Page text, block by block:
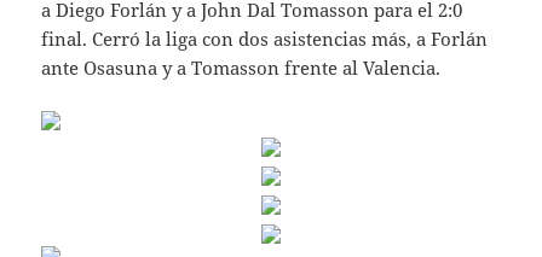
a Diego Forlán y a John Dal Tomasson para el 2:0
final. Cerró la liga con dos asistencias más, a Forlán
ante Osasuna y a Tomasson frente al Valencia.